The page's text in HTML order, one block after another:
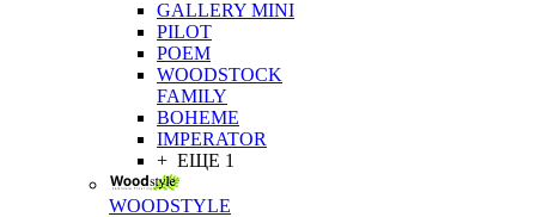
GALLERY MINI
PILOT
POEM
WOODSTOCK
FAMILY
BOHEME
IMPERATOR
+ ЕЩЕ 1
WOODSTYLE